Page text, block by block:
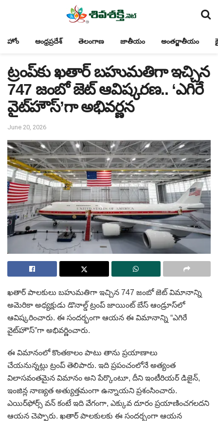
హోం ఆంధ్రప్రదేశ్ తెలంగాణ జాతీయం అంతర్జాతీయం
ట్రంప్‌కు ఖతార్ బహుమతిగా ఇచ్చిన
747 జంబో జెట్ ఆవిష్కరణ.. ‘ఎగిరే
వైట్‌హౌస్’గా అభివర్ణన
June 20, 2026
ఖతార్ పాలకులు బహుమతిగా ఇచ్చిన 747 జంబో జెట్ విమానాన్ని
అమెరికా అధ్యక్షుడు డొనాల్డ్ ట్రంప్ జాయింట్ బేస్ ఆండ్రూస్‌లో
ఆవిష్కరించారు. ఈ సందర్భంగా ఆయన ఈ విమానాన్ని “ఎగిరే
వైట్‌హౌస్”గా అభివర్ణించారు.
ఈ విమానంలో కొంతకాలం పాటు తాను ప్రయాణాలు
చేయనున్నట్లు ట్రంప్ తెలిపారు. ఇది ప్రపంచంలోనే అత్యంత
విలాసవంతమైన విమానం అని పేర్కొంటూ, దీని ఇంటీరియర్ డిజైన్,
ఇంజిన్ల నాణ్యత అత్యుత్తమంగా ఉన్నాయని ప్రశంసించారు.
ఎయిర్‌ఫోర్స్ వన్ కంటే ఇది వేగంగా, ఎక్కువ దూరం ప్రయాణించగలదని
ఆయన చెప్పారు. ఖతార్ పాలకులకు ఈ సందర్భంగా ఆయన